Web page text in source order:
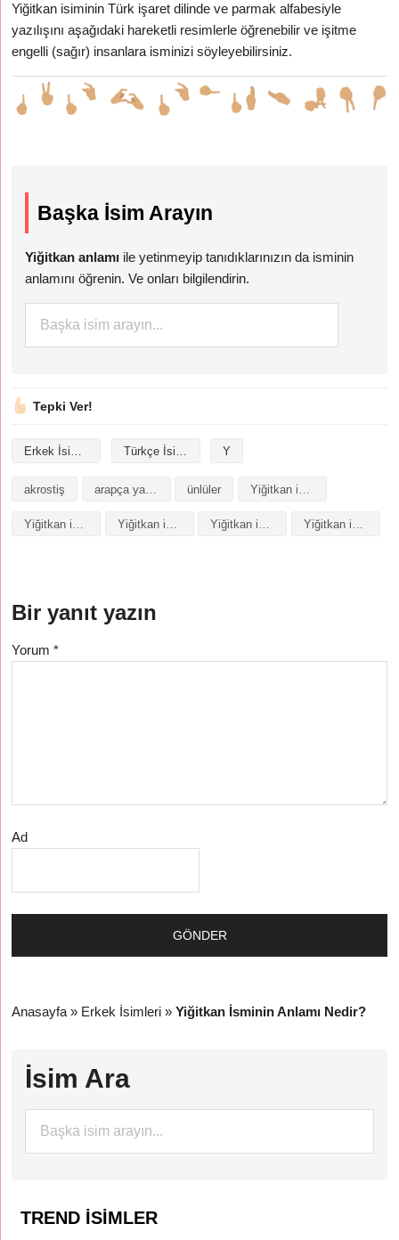
Yiğitkan isiminin Türk işaret dilinde ve parmak alfabesiyle
yazılışını aşağıdaki hareketli resimlerle öğrenebilir ve işitme
engelli (sağır) insanlara isminizi söyleyebilirsiniz.
Başka İsim Arayın
Yiğitkan anlamı ile yetinmeyip tanıdıklarınızın da isminin
anlamını öğrenin. Ve onları bilgilendirin.
Tepki Ver!
Erkek İsimleri Türkçe İsimler Y
akrostiş arapça yazılışı ünlüler
Yiğitkan isminin anlamı Yiğitkan isminin baş harfleriyle şiir Yiğitkan isminin kökeni Yiğitkan isminin numerolojisi
Bir yanıt yazın
Yorum*
Ad
Anasayfa » Erkek İsimleri »Yiğitkan İsminin Anlamı Nedir?
İsim Ara
TREND İSIMLER